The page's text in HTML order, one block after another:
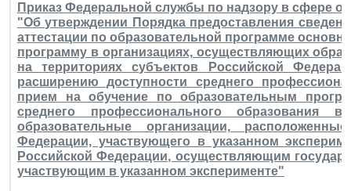
Приказ Федеральной службы по надзору в сфере
"Об утверждении Порядка предоставления
аттестации по образовательной программе
программу в организациях, осуществляющих
на территориях субъектов Российской
расширению доступности среднего
прием на обучение по образовательным
среднего профессионального образования
образовательные организации,
Федерации, участвующего в указанном
Российской Федерации, осуществляющим
участвующим в указанном эксперименте"